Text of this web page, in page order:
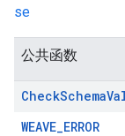
se
公共函数
CheckSchema
WEAVE_ERROR